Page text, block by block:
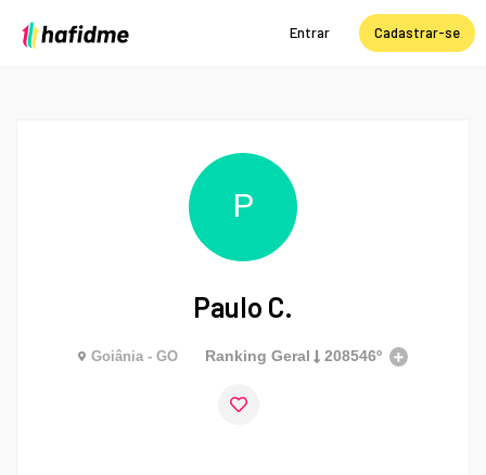
Entrar Cadastrar-se
P
Paulo C.
Goiânia - GO Ranking Geral 208546º